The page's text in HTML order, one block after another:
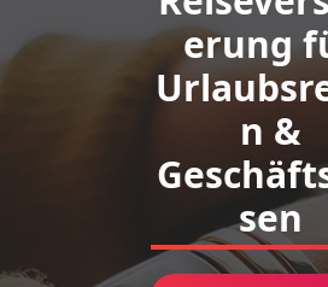
erung
n &
sen